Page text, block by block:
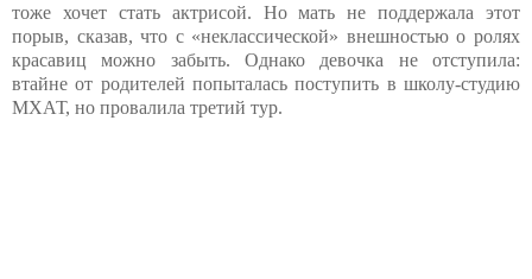
тоже хочет стать актрисой. Но мать не поддержала этот
порыв, сказав, что с «неклассической» внешностью о ролях
красавиц можно забыть. Однако девочка не отступила:
втайне от родителей попыталась поступить в школу-студию
МХАТ, но провалила третий тур.